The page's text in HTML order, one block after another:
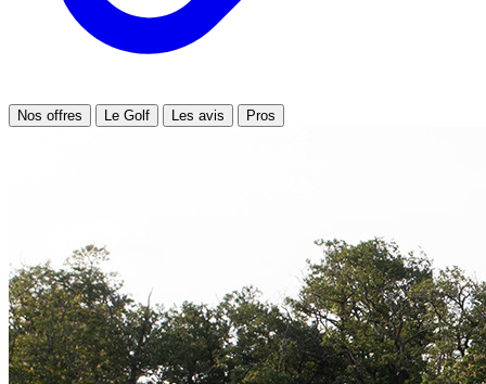
Nos offres Le Golf Les avis Pros